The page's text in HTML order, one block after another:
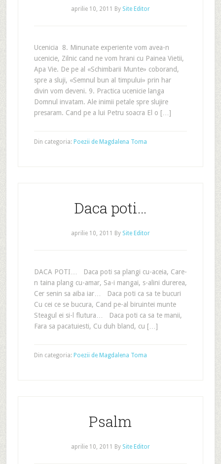
aprilie 10, 2011 By Site Editor
Ucenicia 8. Minunate experiente vom avea-n
ucenicie, Zilnic cand ne vom hrani cu Painea Vietii,
Apa Vie. De pe al «Schimbarii Munte» coborand,
spre a sluji, «Semnul bun al timpului» prin har
divin vom deveni. 9. Practica ucenicie langa
Domnul invatam. Ale inimii petale spre slujire
presaram. Cand pe a lui Petru soacra El o […]
Din categoria: Poezii de Magdalena Toma
Daca poti…
aprilie 10, 2011 By Site Editor
DACA POTI… Daca poti sa plangi cu-aceia, Care-
n taina plang cu-amar, Sa-i mangai, s-alini durerea,
Cer senin sa aiba iar… Daca poti ca sa te bucuri
Cu cei ce se bucura, Cand pe-al biruintei munte
Steagul ei si-l flutura… Daca poti ca sa te manii,
Fara sa pacatuiesti, Cu duh bland, cu […]
Din categoria: Poezii de Magdalena Toma
Psalm
aprilie 10, 2011 By Site Editor